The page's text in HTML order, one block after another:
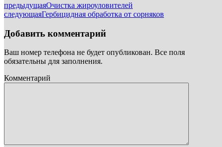
предыдущаяОчистка жироуловителей
следующаяГербицидная обработка от сорняков
Добавить комментарий
Ваш номер телефона не будет опубликован. Все поля
обязательны для заполнения.
Комментарий